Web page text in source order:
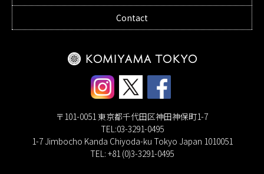
Contact
〒101-0051 東京都千代田区神田神保町1-7
TEL:03-3291-0495
1-7 Jimbocho Kanda Chiyoda-ku Tokyo Japan 1010051
TEL: +81 (0)3-3291-0495